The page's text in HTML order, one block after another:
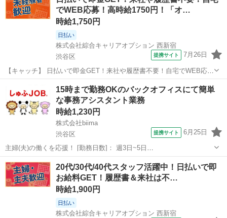
ワーク☆》 「未経験...でWEB応募！高時給1750円！「オ…
時給1,750円
日払い
株式会社綜合キャリアオプション 西新宿
渋谷区
提携サイト 7月26日
【キャッチ】 日払いで即金GET！来社や履歴書不要！自宅でWEB応
募！高時給1750円！「オフィスの運営サポート」20代～40代のスタッ
フさん中心に大活躍中！ 【コメント】 《未経験から就業可能なオフィ
スワーク☆》 「未経...
その他
15時まで勤務OKのバックオフィスにて簡単
な事務アシスタント業務
時給1,230円
株式会社biima
渋谷区
提携サイト 6月25日
主婦(夫)の働くを応援！ [勤務日数]： 週3日~5日
09:00~15:00/10:00~15:00/12:00~17:00 月/火/水/木/金 などから選べま
す [勤務地・最寄駅]： 東京都渋谷区千駄ケ谷5丁目32－...
東京 渋谷区 一般事務
20代/30代/40代スタッフ活躍中！日払いで即
お給料GET！履歴書＆来社は不…
時給1,900円
日払い
株式会社綜合キャリアオプション 西新宿